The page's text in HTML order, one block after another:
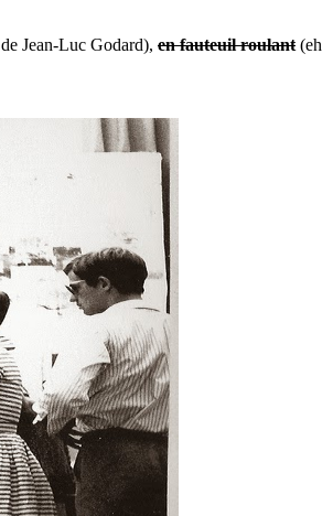
de Jean-Luc Godard), en fauteuil roulant (eh